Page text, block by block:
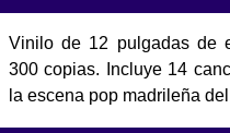
Vinilo de 12 pulgadas de
300 copias. Incluye 14
la escena pop madrileña